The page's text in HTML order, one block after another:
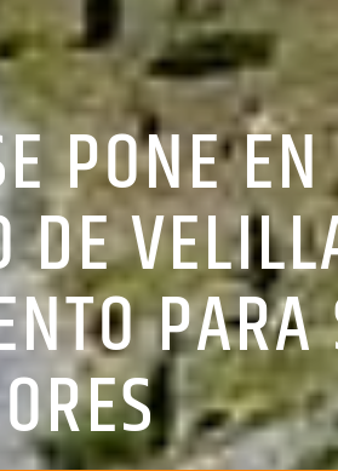
PONE
DE
PARA